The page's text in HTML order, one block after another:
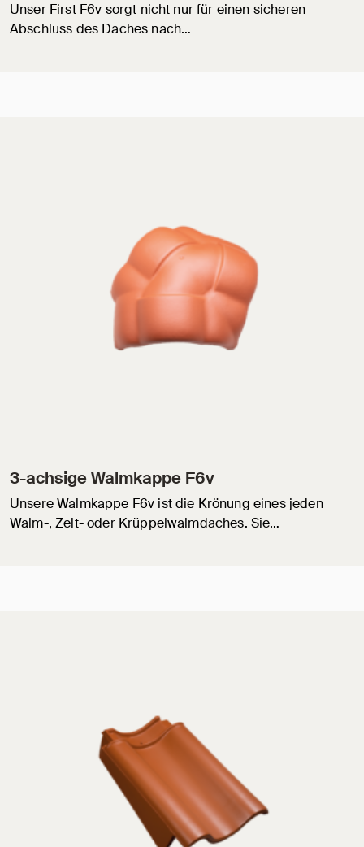
Unser First F6v sorgt nicht nur für einen sicheren
Abschluss des Daches nach…
3-achsige Walmkappe F6v
Unsere Walmkappe F6v ist die Krönung eines jeden
Walm-, Zelt- oder Krüppelwalmdaches. Sie…